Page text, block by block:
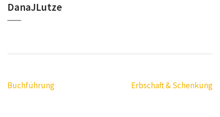
DanaJLutze
Beitragsnavigation
Buchführung Erbschaft & Schenkung